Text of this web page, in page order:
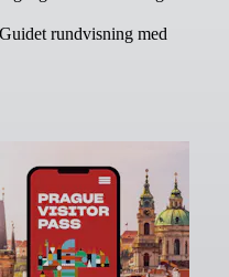
rundvisning med